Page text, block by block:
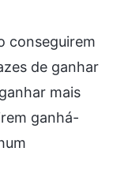
conseguirem
de ganhar
mais
ganhá-